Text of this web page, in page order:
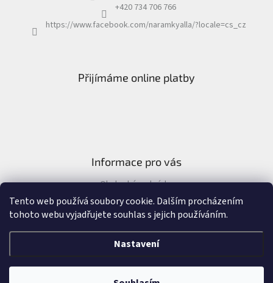
Tento web používá soubory cookie. Dalším procházením
tohoto webu vyjadřujete souhlas s jejich používáním.
Nastavení
+420 734 706 766
https://www.facebook.com/naramkyalla/?locale=cs_cz
Přijímáme online platby
Informace pro vás
Obchodní podmínky
Formulář pro odstoupení od kupní smlouvy
Vytvořil Shoptet